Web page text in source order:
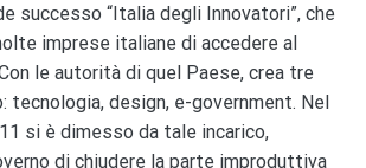
successo “Italia degli Innovatori”, che
imprese italiane di accedere al
le autorità di quel Paese, crea tre
tecnologia, design, e-government. Nel
si è dimesso da tale incarico,
di chiudere la parte improduttiva